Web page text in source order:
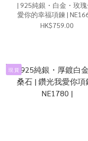
| 925純銀・白金・玫瑰
愛你的幸福項鍊 |
HK$759.00
現 貨